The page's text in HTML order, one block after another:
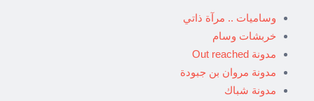
وساميات .. مرآة ذاتي
خربشات وسام
مدونة Out reached
مدونة مروان بن جبودة
مدونة شباك